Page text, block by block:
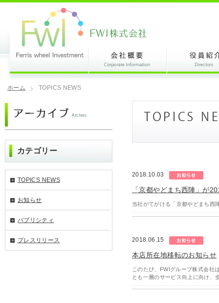
ホーム TOPICS NEWS
2018.10.03
「京都やどまち西陣」が
当社がてがける「京都やどまち西
2018.06.15
本店所在地移転のお知らせ
このたび、FWIグループ株式会社
とも一層のサービス向上に向け、
カテゴリー
TOPICS NEWS
お知らせ
パブリシティ
プレスリリース